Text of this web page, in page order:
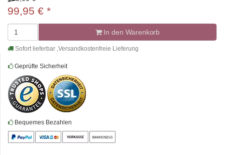
99,95 € *
In den Warenkorb
Sofort lieferbar ,Versandkostenfreie Lieferung
Geprüfte Sicherheit
Bequemes Bezahlen